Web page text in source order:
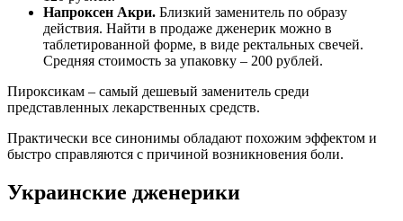
Напроксен Акри. Близкий заменитель по образу
действия. Найти в продаже дженерик можно в
таблетированной форме, в виде ректальных свечей.
Средняя стоимость за упаковку – 200 рублей.
Пироксикам – самый дешевый заменитель среди
представленных лекарственных средств.
Практически все синонимы обладают похожим эффектом и
быстро справляются с причиной возникновения боли.
Украинские дженерики